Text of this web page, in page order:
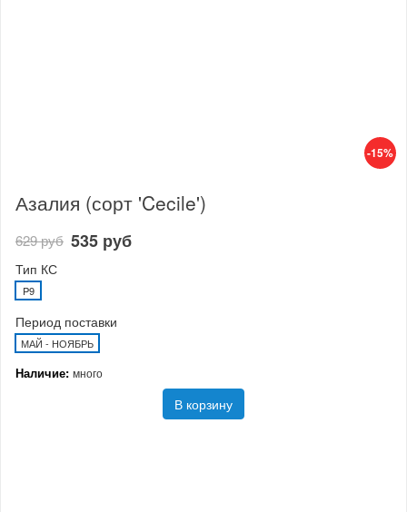
-15%
Азалия (сорт 'Cecile')
629 руб 535 руб
Тип КС
P9
Период поставки
МАЙ - НОЯБРЬ
Наличие: много
В корзину